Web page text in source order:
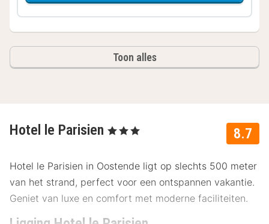
Toon alles
8.7
Hotel le Parisien , 3 Sterren
Hotel le Parisien in Oostende ligt op slechts 500 meter
van het strand, perfect voor een ontspannen vakantie.
Geniet van luxe en comfort met moderne faciliteiten.